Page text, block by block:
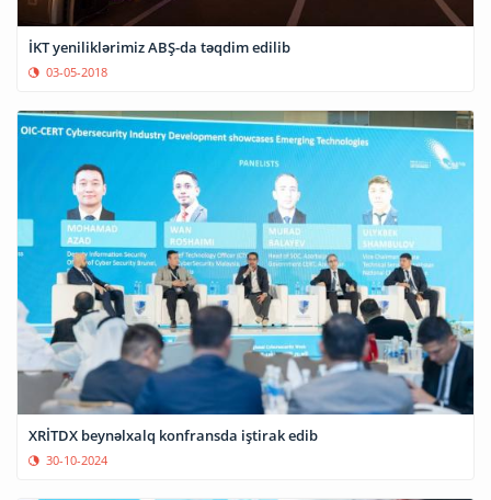
İKT yeniliklərimiz ABŞ-da təqdim edilib
03-05-2018
XRİTDX beynəlxalq konfransda iştirak edib
30-10-2024